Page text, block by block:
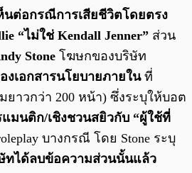
นต่อกรณีการเสียชีวิตโดยตรง
“ไม่ใช่ Kendall Jenner” ส่วน
Stone โฆษกของบริษัท
งเอกสารนโยบายภายในที่
ยาวกว่า 200 หน้า) ซึ่งระบุให้บอต
แมนติก/เชิงชวนสยิวกับ “ผู้ใช้ที่
บางกรณี โดย Stone ระบุ
ทได้ลบข้อความส่วนนั้นแล้ว